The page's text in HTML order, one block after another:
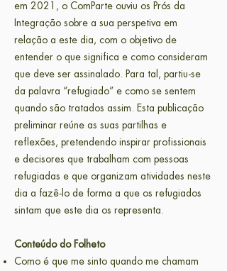
em 2021, o ComParte ouviu os Prós da
Integração sobre a sua perspetiva em
relação a este dia, com o objetivo de
entender o que significa e como consideram
que deve ser assinalado. Para tal, partiu-se
da palavra “refugiado” e como se sentem
quando são tratados assim. Esta publicação
preliminar reúne as suas partilhas e
reflexões, pretendendo inspirar profissionais
e decisores que trabalham com pessoas
refugiadas e que organizam atividades neste
dia a fazê-lo de forma a que os refugiados
sintam que este dia os representa.
Conteúdo do Folheto
Como é que me sinto quando me chamam